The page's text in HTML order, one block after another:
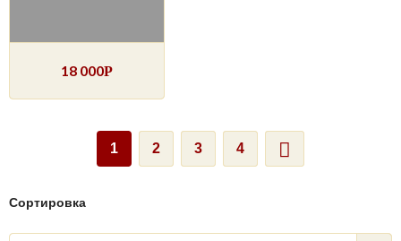
18 000Р
1 2 3 4
Сортировка